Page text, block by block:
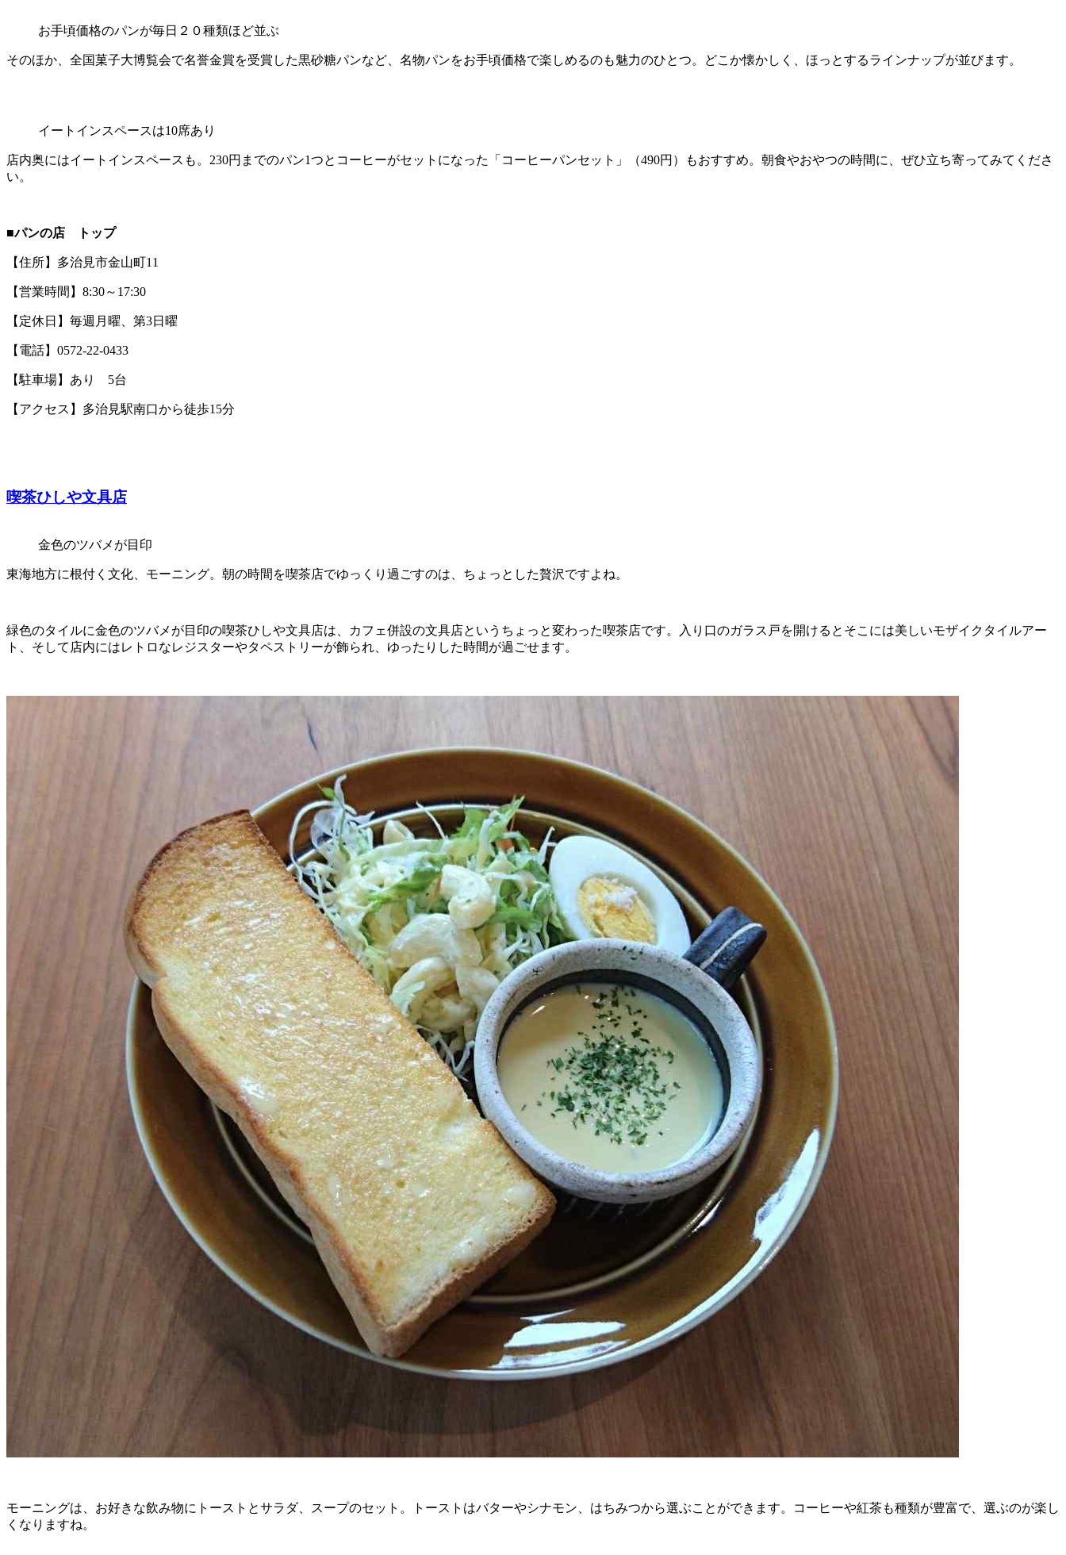
お手頃価格のパンが毎日２０種類ほど並ぶ
そのほか、全国菓子大博覧会で名誉金賞を受賞した黒砂糖パンなど、名物パンをお手頃価格で楽しめるのも魅力のひとつ。どこか懐かしく、ほっとするラインナップが並びます。
イートインスペースは10席あり
店内奥にはイートインスペースも。230円までのパン1つとコーヒーがセットになった「コーヒーパンセット」（490円）もおすすめ。朝食やおやつの時間に、ぜひ立ち寄ってみてくださ
い。
■パンの店 トップ
【住所】多治見市金山町11
【営業時間】8:30～17:30
【定休日】毎週月曜、第3日曜
【電話】0572-22-0433
【駐車場】あり 5台
【アクセス】多治見駅南口から徒歩15分
喫茶ひしや文具店
金色のツバメが目印
東海地方に根付く文化、モーニング。朝の時間を喫茶店でゆっくり過ごすのは、ちょっとした贅沢ですよね。
緑色のタイルに金色のツバメが目印の喫茶ひしや文具店は、カフェ併設の文具店というちょっと変わった喫茶店です。入り口のガラス戸を開けるとそこには美しいモザイクタイルアー
ト、そして店内にはレトロなレジスターやタペストリーが飾られ、ゆったりした時間が過ごせます。
モーニングは、お好きな飲み物にトーストとサラダ、スープのセット。トーストはバターやシナモン、はちみつから選ぶことができます。コーヒーや紅茶も種類が豊富で、選ぶのが楽し
くなりますね。